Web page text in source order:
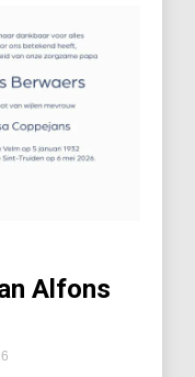
Alfons